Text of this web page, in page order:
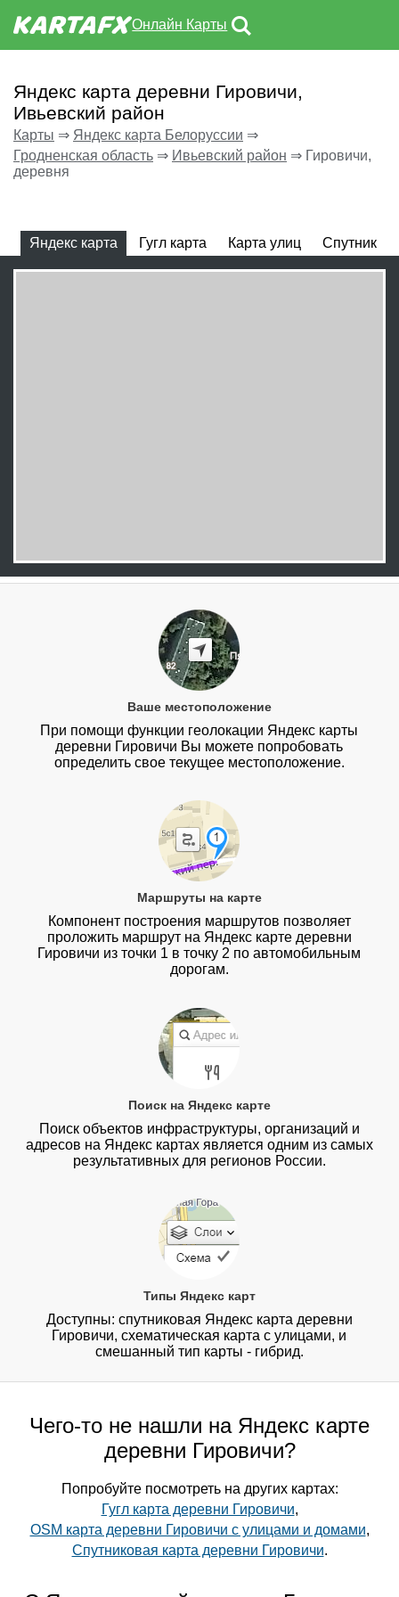
Онлайн Карты
Яндекс карта деревни Гировичи,
Ивьевский район
Карты ⇒ Яндекс карта Белоруссии ⇒
Гродненская область ⇒ Ивьевский район ⇒ Гировичи,
деревня
Яндекс карта Гугл карта Карта улиц Спутник
Ваше местоположение
При помощи функции геолокации Яндекс карты
деревни Гировичи Вы можете попробовать
определить свое текущее местоположение.
Маршруты на карте
Компонент построения маршрутов позволяет
проложить маршрут на Яндекс карте деревни
Гировичи из точки 1 в точку 2 по автомобильным
дорогам.
Поиск на Яндекс карте
Поиск объектов инфраструктуры, организаций и
адресов на Яндекс картах является одним из самых
результативных для регионов России.
Типы Яндекс карт
Доступны: спутниковая Яндекс карта деревни
Гировичи, схематическая карта с улицами, и
смешанный тип карты - гибрид.
Чего-то не нашли на Яндекс карте
деревни Гировичи?
Попробуйте посмотреть на других картах:
Гугл карта деревни Гировичи,
OSM карта деревни Гировичи с улицами и домами,
Спутниковая карта деревни Гировичи.